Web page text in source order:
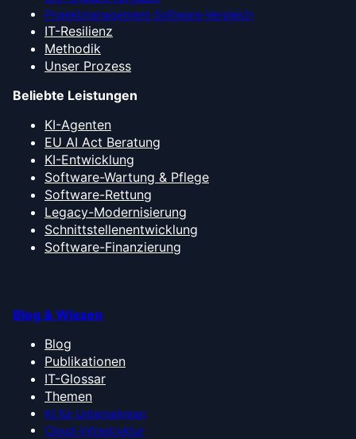
Projektmanagement-Software-Vergleich
IT-Resilienz
Methodik
Unser Prozess
Beliebte Leistungen
KI-Agenten
EU AI Act Beratung
KI-Entwicklung
Software-Wartung & Pflege
Software-Rettung
Legacy-Modernisierung
Schnittstellenentwicklung
Software-Finanzierung
Blog & Wissen
Blog
Publikationen
IT-Glossar
Themen
KI für Unternehmen
Cloud-Infrastruktur